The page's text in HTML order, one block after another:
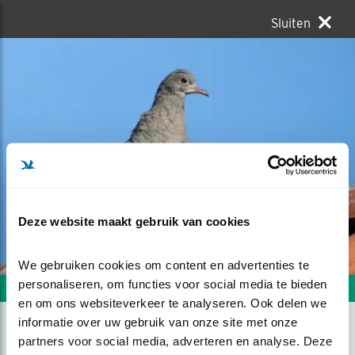
Deze website maakt gebruik van cookies
We gebruiken cookies om content en advertenties te
personaliseren, om functies voor social media te bieden
en om ons websiteverkeer te analyseren. Ook delen we
informatie over uw gebruik van onze site met onze
partners voor social media, adverteren en analyse. Deze
Sluiten
Volgende foto Vorige foto